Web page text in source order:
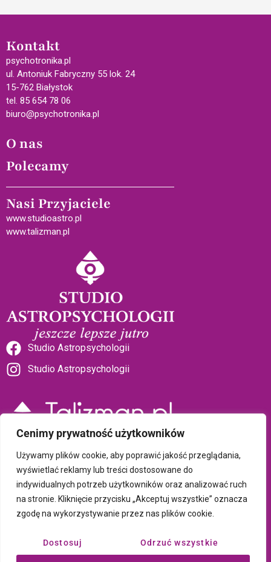
Cenimy prywatność użytkowników
Używamy plików cookie, aby poprawić jakość przeglądania,
wyświetlać reklamy lub treści dostosowane do
indywidualnych potrzeb użytkowników oraz analizować ruch
na stronie. Kliknięcie przycisku „Akceptuj wszystkie” oznacza
zgodę na wykorzystywanie przez nas plików cookie.
Dostosuj Odrzuć wszystkie
Kontakt
psychotronika.pl
ul. Antoniuk Fabryczny 55 lok. 24
15-762 Białystok
tel. 85 654 78 06
biuro@psychotronika.pl
O nas
Polecamy
Nasi Przyjaciele
www.studioastro.pl
www.talizman.pl
Studio Astropsychologii
Studio Astropsychologii
Sklep Talizman
Polityka prywatności i plików cookie